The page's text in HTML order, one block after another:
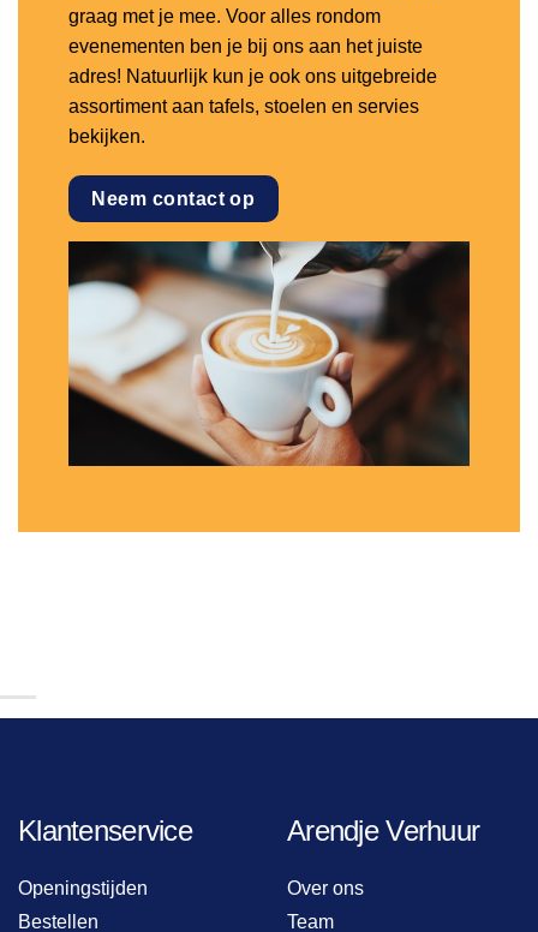
graag met je mee. Voor alles rondom
evenementen ben je bij ons aan het juiste
adres! Natuurlijk kun je ook ons uitgebreide
assortiment aan tafels, stoelen en servies
bekijken.
Neem contact op
Klantenservice
Openingstijden
Bestellen
Arendje Verhuur
Over ons
Team